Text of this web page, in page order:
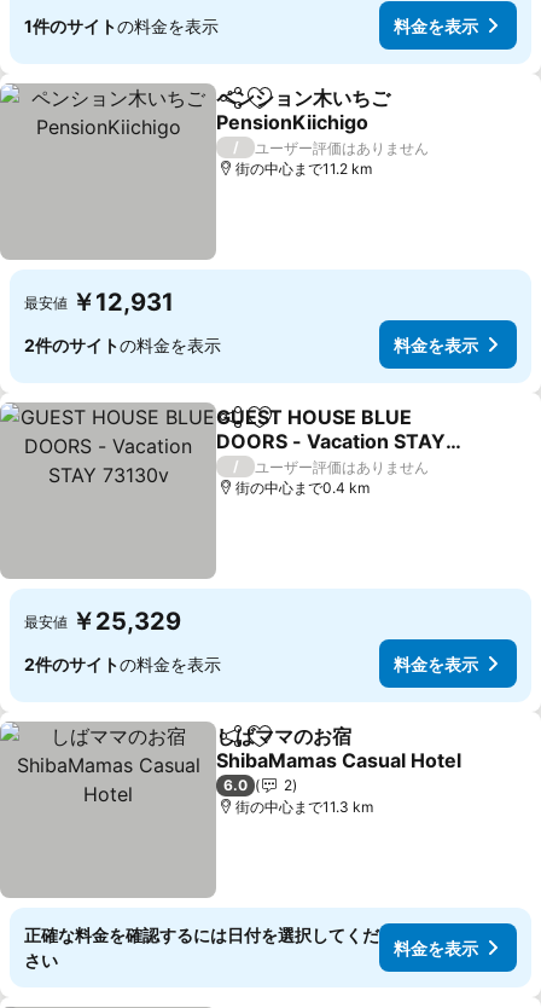
1件のサイトの料金を表示 料金を表示
シェアお気に入りに追加
ペンション木いちご
PensionKiichigo
/
ユーザー評価はありません
街の中心まで11.2 km
最安値 ￥12,931
2件のサイトの料金を表示 料金を表示
シェアお気に入りに追加
GUEST HOUSE BLUE
DOORS - Vacation STAY
73130v
/
ユーザー評価はありません
街の中心まで0.4 km
最安値 ￥25,329
2件のサイトの料金を表示 料金を表示
シェアお気に入りに追加
しばママのお宿
ShibaMamas Casual Hotel
6.0
2
街の中心まで11.3 km
正確な料金を確認するには日付を選択してくだ
さい
料金を表示